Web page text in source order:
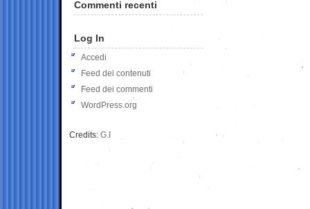
Commenti recenti
Log In
Accedi
Feed dei contenuti
Feed dei commenti
WordPress.org
Credits: G.I